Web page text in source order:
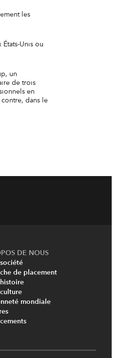
les
Unis ou
un
de trois
en
dans le
DE NOUS
de placement
mondiale